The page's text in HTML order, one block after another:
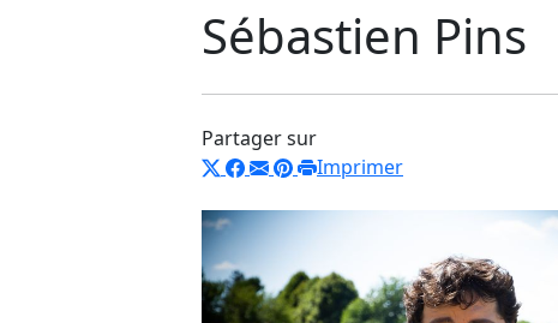
Sébastien Pins
Partager sur
Imprimer